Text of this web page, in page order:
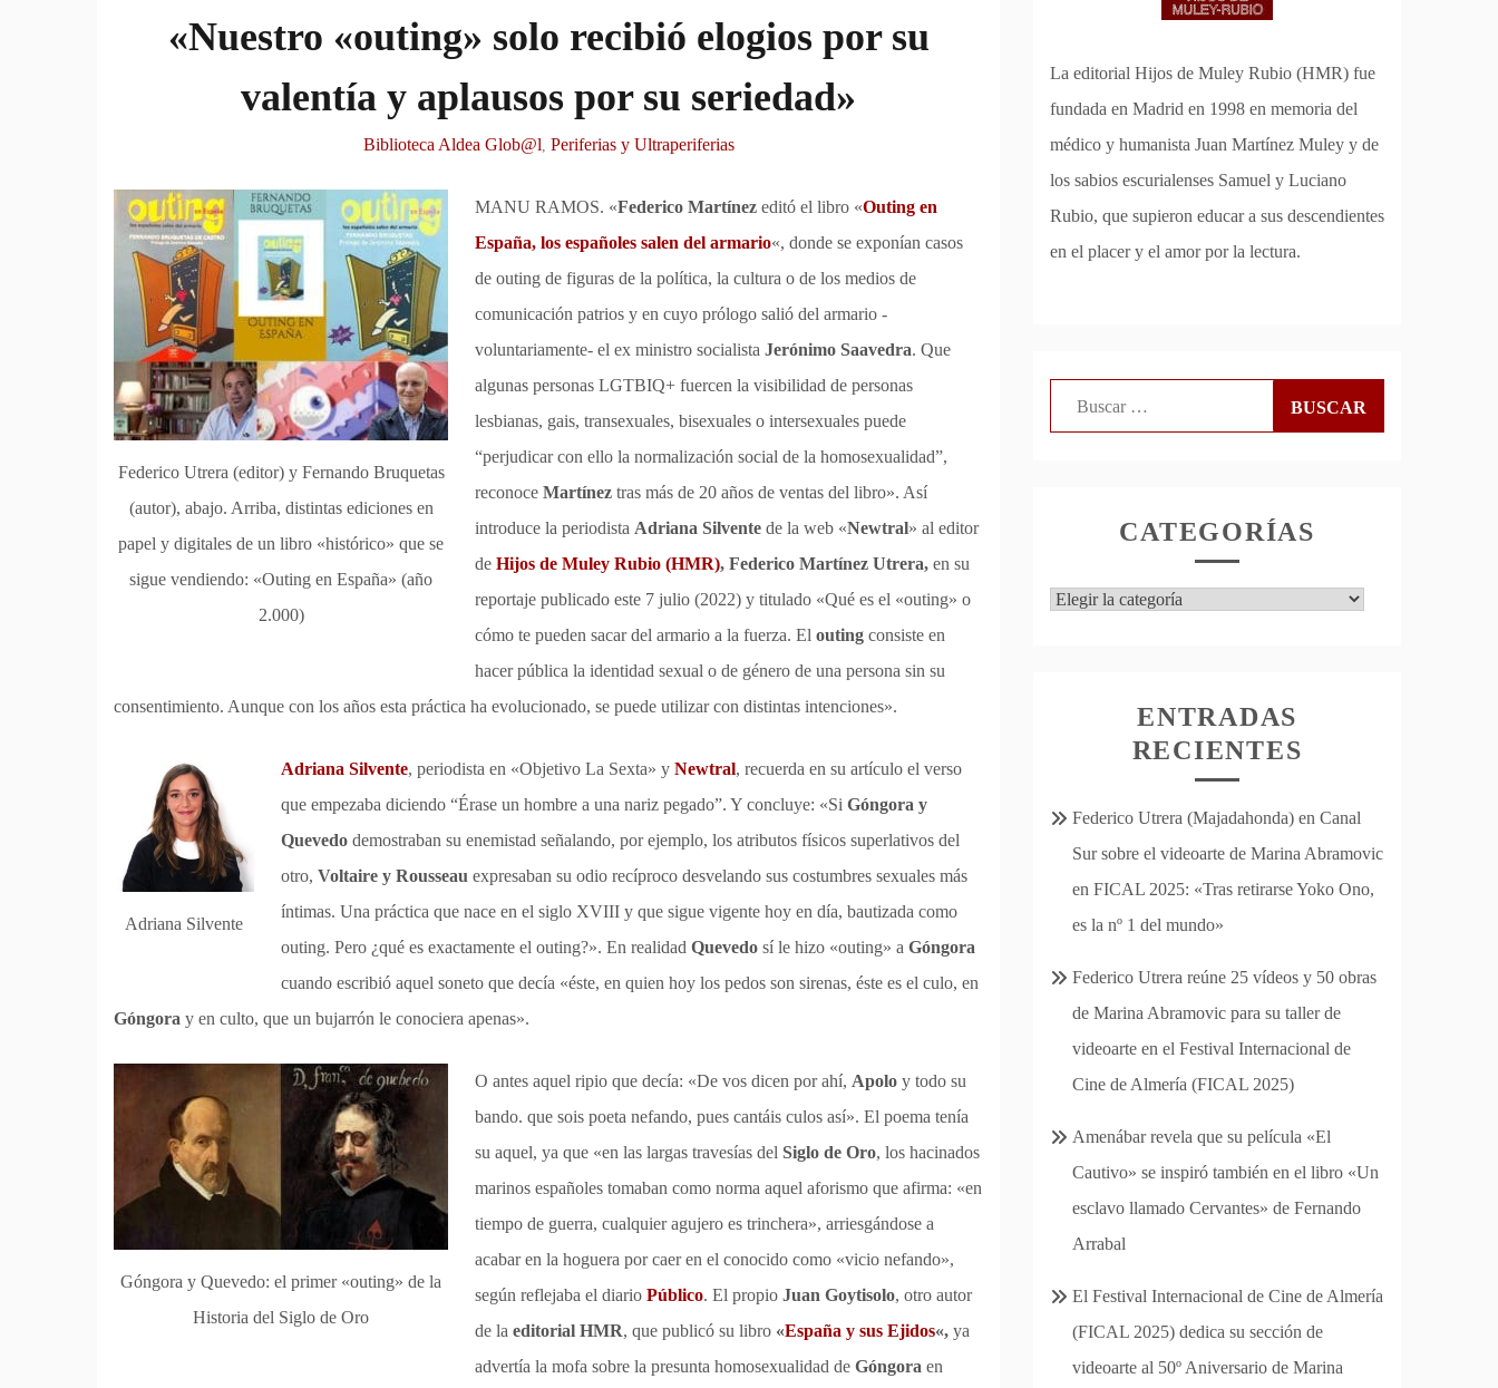
«Nuestro «outing» solo recibió elogios por su
valentía y aplausos por su seriedad»
Biblioteca Aldea Glob@l Periferias y Ultraperiferias
Federico Utrera (editor) y Fernando Bruquetas
(autor), abajo. Arriba, distintas ediciones en
papel y digitales de un libro «histórico» que se
sigue vendiendo: «Outing en España» (año
2.000)
MANU RAMOS. «Federico Martínez editó el libro «Outing en
España, los españoles salen del armario«, donde se exponían casos
de outing de figuras de la política, la cultura o de los medios de
comunicación patrios y en cuyo prólogo salió del armario -
voluntariamente- el ex ministro socialista Jerónimo Saavedra. Que
algunas personas LGTBIQ+ fuercen la visibilidad de personas
lesbianas, gais, transexuales, bisexuales o intersexuales puede
“perjudicar con ello la normalización social de la homosexualidad”,
reconoce Martínez tras más de 20 años de ventas del libro». Así
introduce la periodista Adriana Silvente de la web «Newtral» al editor
de Hijos de Muley Rubio (HMR), Federico Martínez Utrera, en su
reportaje publicado este 7 julio (2022) y titulado «Qué es el «outing» o
cómo te pueden sacar del armario a la fuerza. El outing consiste en
hacer pública la identidad sexual o de género de una persona sin su
consentimiento. Aunque con los años esta práctica ha evolucionado, se puede utilizar con distintas intenciones».
Adriana Silvente
Adriana Silvente, periodista en «Objetivo La Sexta» y Newtral, recuerda en su artículo el verso
que empezaba diciendo “Érase un hombre a una nariz pegado”. Y concluye: «Si Góngora y
Quevedo demostraban su enemistad señalando, por ejemplo, los atributos físicos superlativos del
otro, Voltaire y Rousseau expresaban su odio recíproco desvelando sus costumbres sexuales más
íntimas. Una práctica que nace en el siglo XVIII y que sigue vigente hoy en día, bautizada como
outing. Pero ¿qué es exactamente el outing?». En realidad Quevedo sí le hizo «outing» a Góngora
cuando escribió aquel soneto que decía «éste, en quien hoy los pedos son sirenas, éste es el culo, en
Góngora y en culto, que un bujarrón le conociera apenas».
Góngora y Quevedo: el primer «outing» de la
Historia del Siglo de Oro
O antes aquel ripio que decía: «De vos dicen por ahí, Apolo y todo su
bando. que sois poeta nefando, pues cantáis culos así». El poema tenía
su aquel, ya que «en las largas travesías del Siglo de Oro, los hacinados
marinos españoles tomaban como norma aquel aforismo que afirma: «en
tiempo de guerra, cualquier agujero es trinchera», arriesgándose a
acabar en la hoguera por caer en el conocido como «vicio nefando»,
según reflejaba el diario Público. El propio Juan Goytisolo, otro autor
de la editorial HMR, que publicó su libro «España y sus Ejidos«, ya
advertía la mofa sobre la presunta homosexualidad de Góngora en
La editorial Hijos de Muley Rubio (HMR) fue
fundada en Madrid en 1998 en memoria del
médico y humanista Juan Martínez Muley y de
los sabios escurialenses Samuel y Luciano
Rubio, que supieron educar a sus descendientes
en el placer y el amor por la lectura.
CATEGORÍAS
Categorías
ENTRADAS
RECIENTES
Federico Utrera (Majadahonda) en Canal
Sur sobre el videoarte de Marina Abramovic
en FICAL 2025: «Tras retirarse Yoko Ono,
es la nº 1 del mundo»
Federico Utrera reúne 25 vídeos y 50 obras
de Marina Abramovic para su taller de
videoarte en el Festival Internacional de
Cine de Almería (FICAL 2025)
Amenábar revela que su película «El
Cautivo» se inspiró también en el libro «Un
esclavo llamado Cervantes» de Fernando
Arrabal
El Festival Internacional de Cine de Almería
(FICAL 2025) dedica su sección de
videoarte al 50º Aniversario de Marina